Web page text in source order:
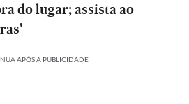
do lugar; assista ao
APÓS A PUBLICIDADE